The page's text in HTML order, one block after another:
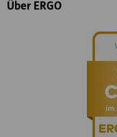
Über ERGO